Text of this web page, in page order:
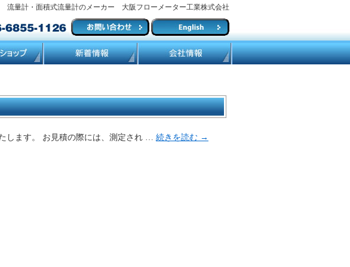
流量計・面積式流量計のメーカー 大阪フローメーター工業株式会社
します。 お見積の際には、測定され … 続きを読む →